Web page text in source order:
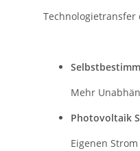
Mehr
Photovoltaik
Eigenen